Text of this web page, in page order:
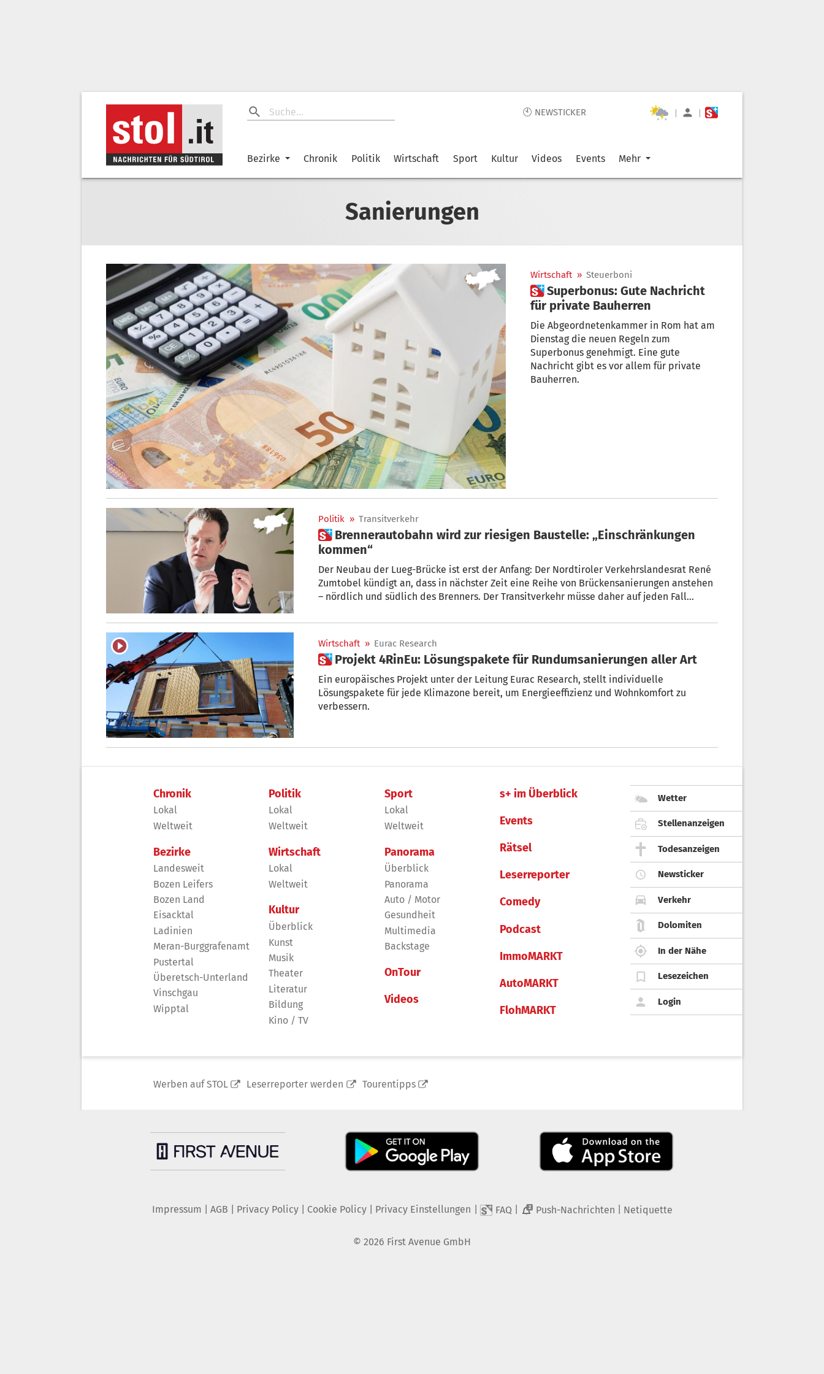
🕙 NEWSTICKER | |
Bezirke Chronik Politik Wirtschaft Sport Kultur Videos Events Mehr
Sanierungen
Wirtschaft » Steuerboni
 Superbonus: Gute Nachricht
für private Bauherren
Die Abgeordnetenkammer in Rom hat am
Dienstag die neuen Regeln zum
Superbonus genehmigt. Eine gute
Nachricht gibt es vor allem für private
Bauherren.
Politik » Transitverkehr
 Brennerautobahn wird zur riesigen Baustelle: „Einschränkungen
kommen“
Der Neubau der Lueg-Brücke ist erst der Anfang: Der Nordtiroler Verkehrslandesrat René
Zumtobel kündigt an, dass in nächster Zeit eine Reihe von Brückensanierungen anstehen
– nördlich und südlich des Brenners. Der Transitverkehr müsse daher auf jeden Fall
Bernhard Liensberger
Wirtschaft » Eurac Research
 Projekt 4RinEu: Lösungspakete für Rundumsanierungen aller Art
Ein europäisches Projekt unter der Leitung Eurac Research, stellt individuelle
Lösungspakete für jede Klimazone bereit, um Energieeffizienz und Wohnkomfort zu
verbessern.
Chronik
Lokal
Weltweit
Bezirke
Landesweit
Bozen Leifers
Bozen Land
Eisacktal
Ladinien
Meran-Burggrafenamt
Pustertal
Überetsch-Unterland
Vinschgau
Wipptal
Politik
Lokal
Weltweit
Wirtschaft
Lokal
Weltweit
Kultur
Überblick
Kunst
Musik
Theater
Literatur
Bildung
Kino / TV
Sport
Lokal
Weltweit
Panorama
Überblick
Panorama
Auto / Motor
Gesundheit
Multimedia
Backstage
OnTour
Videos
s+ im Überblick
Events
Rätsel
Leserreporter
Comedy
Podcast
ImmoMARKT
AutoMARKT
FlohMARKT
Wetter
Stellenanzeigen
Todesanzeigen
Newsticker
Verkehr
Dolomiten
In der Nähe
Lesezeichen
Login
Werben auf STOL Leserreporter werden Tourentipps
Impressum AGB Privacy Policy| Cookie Policy| Privacy Einstellungen FAQ 2 Push-Nachrichten Netiquette
© 2026 First Avenue GmbH